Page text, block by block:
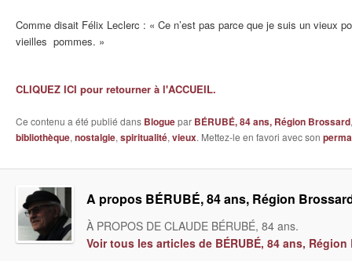
Comme disait Félix Leclerc : « Ce n’est pas parce que je suis un vieux
vieilles pommes. »
CLIQUEZ ICI pour retourner à l'ACCUEIL.
Ce contenu a été publié dans Bloguepar BÉRUBÉ, 84 ans, Région Brossard
bibliothèque, nostalgie, spiritualité, vieux. Mettez-le en favori avec son
A propos BÉRUBÉ, 84 ans, Région
À PROPOS DE CLAUDE BÉRUBÉ, 84 ans.
Voir tous les articles de BÉRUBÉ, 84 ans,